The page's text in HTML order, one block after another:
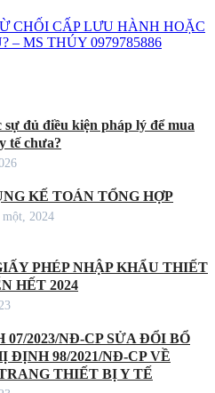
CHỐI CẤP LƯU HÀNH HOẶC
MS THÚY 0979785886
sự đủ điều kiện pháp lý để mua
tế chưa?
KẾ TOÁN TỔNG HỢP
2024
PHÉP NHẬP KHẨU THIẾT
HẾT 2024
07/2023/NĐ-CP SỬA ĐỔI BỔ
ĐỊNH 98/2021/NĐ-CP VỀ
THIẾT BỊ Y TẾ